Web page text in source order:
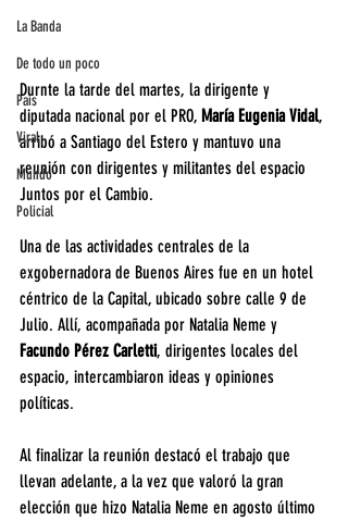
La Banda
De todo un poco
País
Viral
Mundo
Policial
Durnte la tarde del martes, la dirigente y
diputada nacional por el PRO, María Eugenia Vidal,
arribó a Santiago del Estero y mantuvo una
reunión con dirigentes y militantes del espacio
Juntos por el Cambio.
Una de las actividades centrales de la
exgobernadora de Buenos Aires fue en un hotel
céntrico de la Capital, ubicado sobre calle 9 de
Julio. Allí, acompañada por Natalia Neme y
Facundo Pérez Carletti, dirigentes locales del
espacio, intercambiaron ideas y opiniones
políticas.
Al finalizar la reunión destacó el trabajo que
llevan adelante, a la vez que valoró la gran
elección que hizo Natalia Neme en agosto último